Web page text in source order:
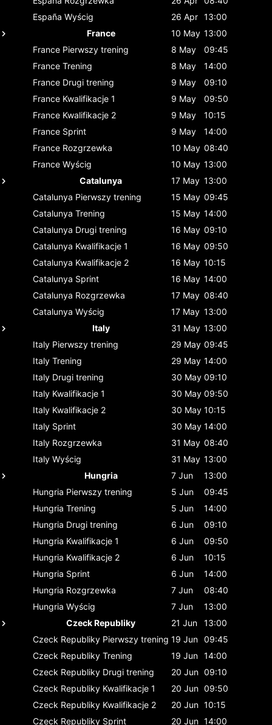
España Wyścig 26 Apr 13:00
France
10 May 13:00
France Pierwszy trening 8 May
09:45
France Trening 8 May
14:00
France Drugi trening 9 May
09:10
France Kwalifikacje 1 9 May
09:50
France Kwalifikacje 2 9 May
10:15
France Sprint 9 May
14:00
France Rozgrzewka 10 May 08:40
France Wyścig 10 May 13:00
Catalunya
17 May 13:00
Catalunya Pierwszy trening 15 May 09:45
Catalunya Trening 15 May 14:00
Catalunya Drugi trening 16 May 09:10
Catalunya Kwalifikacje 1 16 May 09:50
Catalunya Kwalifikacje 2 16 May 10:15
Catalunya Sprint 16 May 14:00
Catalunya Rozgrzewka 17 May 08:40
Catalunya Wyścig 17 May 13:00
Italy
31 May 13:00
Italy Pierwszy trening 29 May 09:45
Italy Trening 29 May 14:00
Italy Drugi trening 30 May 09:10
Italy Kwalifikacje 1 30 May 09:50
Italy Kwalifikacje 2 30 May 10:15
Italy Sprint 30 May 14:00
Italy Rozgrzewka 31 May 08:40
Italy Wyścig 31 May 13:00
Hungria
7 Jun
13:00
Hungria Pierwszy trening 5 Jun
09:45
Hungria Trening 5 Jun
14:00
Hungria Drugi trening 6 Jun
09:10
Hungria Kwalifikacje 1 6 Jun
09:50
Hungria Kwalifikacje 2 6 Jun
10:15
Hungria Sprint 6 Jun
14:00
Hungria Rozgrzewka 7 Jun
08:40
Hungria Wyścig 7 Jun
13:00
Czeck Republiky
21 Jun
13:00
Czeck Republiky Pierwszy trening 19 Jun 09:45
Czeck Republiky Trening 19 Jun 14:00
Czeck Republiky Drugi trening 20 Jun 09:10
Czeck Republiky Kwalifikacje 1 20 Jun 09:50
Czeck Republiky Kwalifikacje 2 20 Jun 10:15
Czeck Republiky Sprint 20 Jun 14:00